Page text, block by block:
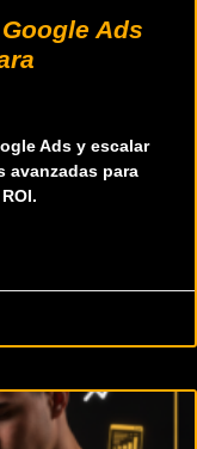
Ads
Ads y escalar
avanzadas para